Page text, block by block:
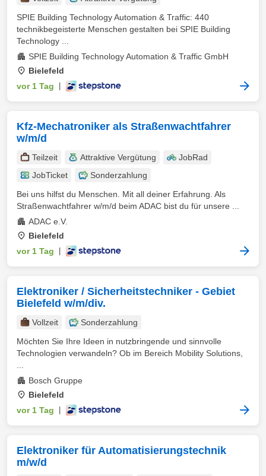
SPIE Building Technology Automation & Traffic: 440
technikbegeisterte Menschen gestalten bei SPIE Building
Technology ...
SPIE Building Technology Automation & Traffic GmbH
Bielefeld
vor 1 Tag
Kfz-Mechatroniker als Straßenwachtfahrer
w/m/d
Teilzeit Attraktive Vergütung
JobRad
JobTicket
Sonderzahlung
Bei uns hilfst du Menschen. Mit all deiner Erfahrung. Als
Straßenwachtfahrer w/m/d beim ADAC bist du für unsere ...
ADAC e.V.
Bielefeld
vor 1 Tag
Elektroniker / Sicherheitstechniker - Gebiet
Bielefeld w/m/div.
Vollzeit
Sonderzahlung
Möchten Sie Ihre Ideen in nutzbringende und sinnvolle
Technologien verwandeln? Ob im Bereich Mobility Solutions,
Bosch Gruppe
Bielefeld
vor 1 Tag
Elektroniker für Automatisierungstechnik
m/w/d